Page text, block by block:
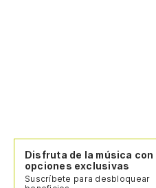
Disfruta de la música con
opciones exclusivas
Suscríbete para desbloquear